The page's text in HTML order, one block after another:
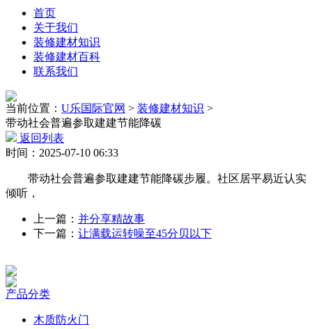
首页
关于我们
装修建材知识
装修建材百科
联系我们
当前位置： U乐国际官网 > 装修建材知识 >
带动社会普遍参取建建节能降碳
返回列表
时间：2025-07-10 06:33
带动社会普遍参取建建节能降碳步履。社区居平易近认实
倾听，
上一篇： 并分享精故事
下一篇： 让满载运转噪至45分贝以下
产品分类
木质防火门